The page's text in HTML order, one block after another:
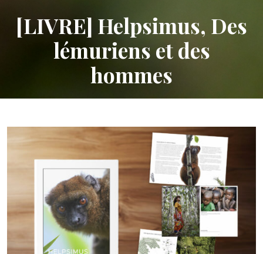
[LIVRE] Helpsimus, Des
lémuriens et des
hommes